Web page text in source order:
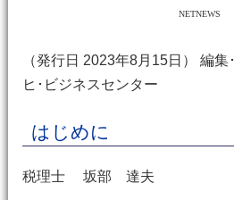
NETNEWS
（発行日 2023年8月15日） 編
ヒ･ビジネスセンター
はじめに
税理士 坂部 達夫